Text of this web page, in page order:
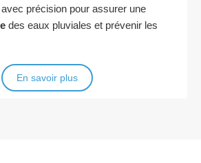
précision pour assurer une
des eaux pluviales et prévenir les
En savoir plus